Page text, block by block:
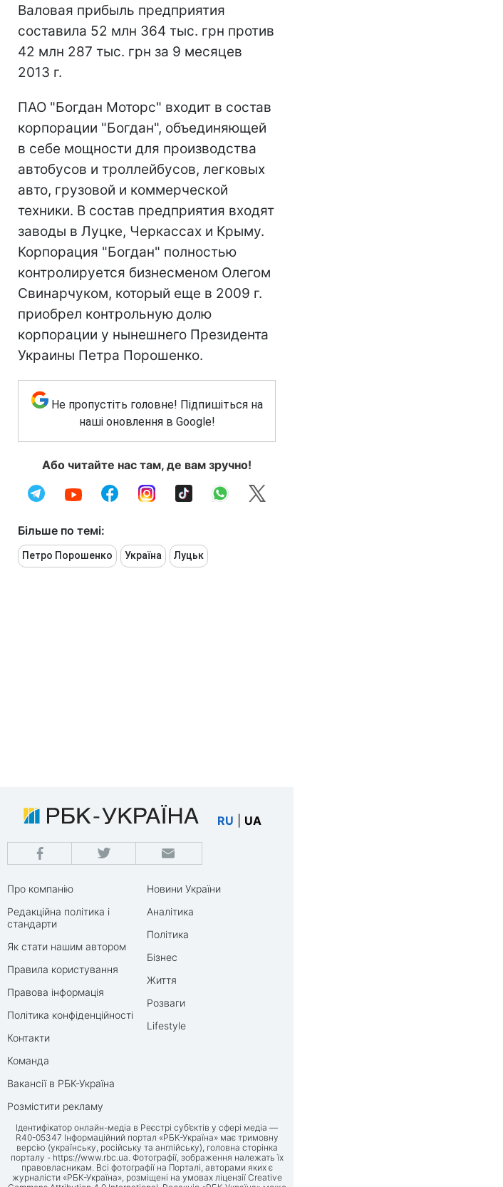
Валовая прибыль предприятия
составила 52 млн 364 тыс. грн против
42 млн 287 тыс. грн за 9 месяцев
2013 г.
ПАО "Богдан Моторс" входит в состав
корпорации "Богдан", объединяющей
в себе мощности для производства
автобусов и троллейбусов, легковых
авто, грузовой и коммерческой
техники. В состав предприятия входят
заводы в Луцке, Черкассах и Крыму.
Корпорация "Богдан" полностью
контролируется бизнесменом Олегом
Свинарчуком, который еще в 2009 г.
приобрел контрольную долю
корпорации у нынешнего Президента
Украины Петра Порошенко.
Не пропустіть головне! Підпишіться на
наші оновлення в Google!
Або читайте нас там, де вам зручно!
Більше по темі:
Петро Порошенко Україна Луцьк
RU UA
Про компанію
Редакційна політика і
стандарти
Як стати нашим автором
Правила користування
Правова інформація
Політика конфіденційності
Контакти
Команда
Вакансії в РБК-Україна
Розмістити рекламу
Новини України
Аналітика
Політика
Бізнес
Життя
Розваги
Lifestyle
Ідентифікатор онлайн-медіа в Реєстрі суб’єктів у сфері медіа —
R40-05347 Інформаційний портал «РБК-Україна» має тримовну
версію (українську, російську та англійську), головна сторінка
порталу - https://www.rbc.ua. Фотографії, зображення належать їх
правовласникам. Всі фотографії на Порталі, авторами яких є
журналісти «РБК-Україна», розміщені на умовах ліцензії Creative